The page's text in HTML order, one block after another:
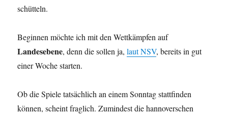
schütteln.
Beginnen möchte ich mit den Wettkämpfen auf
Landesebene, denn die sollen ja,laut NSV, bereits in gut
einer Woche starten.
Ob die Spiele tatsächlich an einem Sonntag stattfinden
können, scheint fraglich. Zumindest die hannoverschen